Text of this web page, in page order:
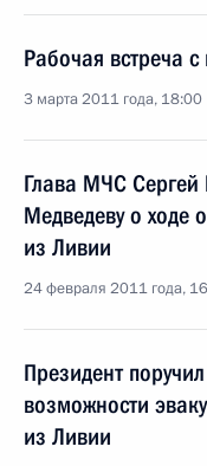
Рабочая встреча
3 марта 2011 года, 18:00
Глава МЧС
Медведеву о ходе
из Ливии
24 февраля 2011 года,
Президент
возможности
из Ливии